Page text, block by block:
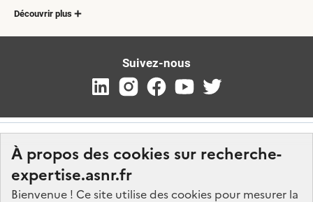
À propos des cookies sur recherche-
expertise.asnr.fr
Bienvenue ! Ce site utilise des cookies pour mesurer la
Découvrir plus
Suivez-nous